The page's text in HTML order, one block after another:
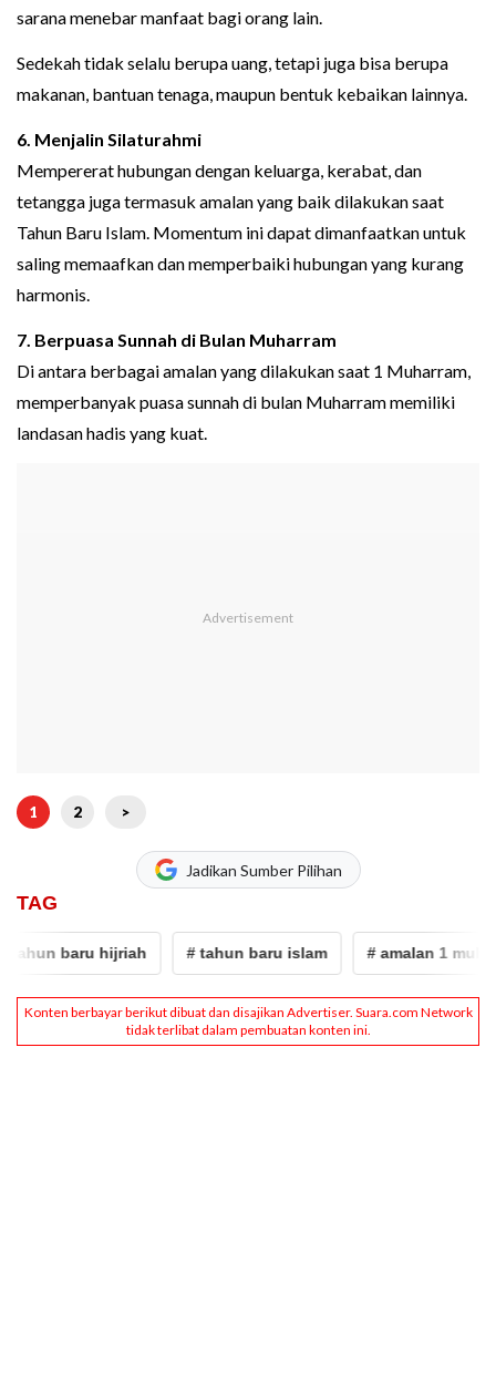
sarana menebar manfaat bagi orang lain.
Sedekah tidak selalu berupa uang, tetapi juga bisa berupa
makanan, bantuan tenaga, maupun bentuk kebaikan lainnya.
6. Menjalin Silaturahmi
Mempererat hubungan dengan keluarga, kerabat, dan
tetangga juga termasuk amalan yang baik dilakukan saat
Tahun Baru Islam. Momentum ini dapat dimanfaatkan untuk
saling memaafkan dan memperbaiki hubungan yang kurang
harmonis.
7. Berpuasa Sunnah di Bulan Muharram
Di antara berbagai amalan yang dilakukan saat 1 Muharram,
memperbanyak puasa sunnah di bulan Muharram memiliki
landasan hadis yang kuat.
1 2 >
Jadikan Sumber Pilihan
TAG
baru hijriah # tahun baru islam # amalan 1